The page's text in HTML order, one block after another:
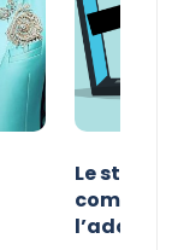
Le style